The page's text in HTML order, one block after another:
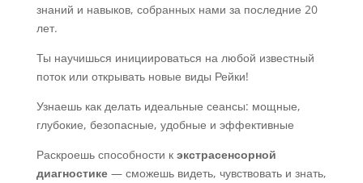
знаний и навыков, собранных нами за последние 20
лет.
Ты научишься инициироваться на любой известный
поток или открывать новые виды Рейки!
Узнаешь как делать идеальные сеансы: мощные,
глубокие, безопасные, удобные и эффективные
Раскроешь способности к экстрасенсорной
диагностике— сможешь видеть, чувствовать и знать,